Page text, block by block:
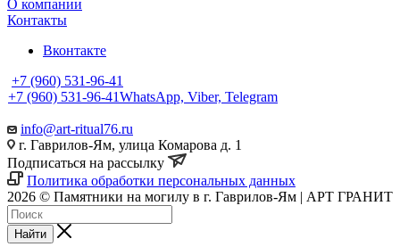
О компании
Контакты
Вконтакте
+7 (960) 531-96-41
+7 (960) 531-96-41WhatsApp, Viber, Telegram
info@art-ritual76.ru
г. Гаврилов-Ям, улица Комарова д. 1
Подписаться на рассылку
Политика обработки персональных данных
2026 © Памятники на могилу в г. Гаврилов-Ям | АРТ ГРАНИТ
Найти